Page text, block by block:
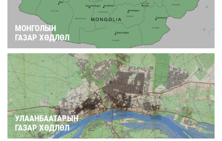
МОНГОЛЫН
ГАЗАР ХӨДЛӨЛ
УЛААНБААТАРЫН
ГАЗАР ХӨДЛӨЛ